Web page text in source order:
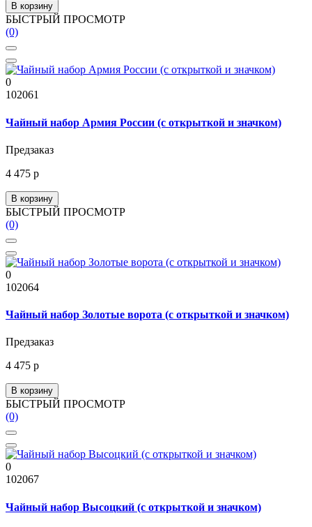
В корзину
БЫСТРЫЙ ПРОСМОТР
(0)
0
102061
Чайный набор Армия России (с открыткой и значком)
Предзаказ
4 475 р
В корзину
БЫСТРЫЙ ПРОСМОТР
(0)
0
102064
Чайный набор Золотые ворота (с открыткой и значком)
Предзаказ
4 475 р
В корзину
БЫСТРЫЙ ПРОСМОТР
(0)
0
102067
Чайный набор Высоцкий (с открыткой и значком)